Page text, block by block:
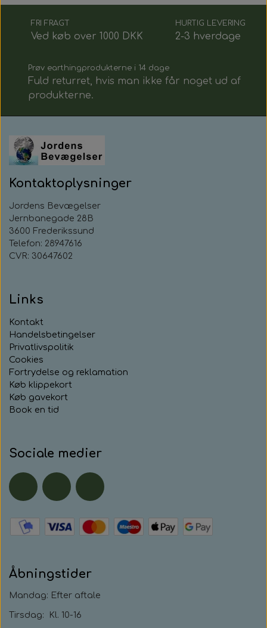
FRI FRAGT
Ved køb over 1000 DKK
HURTIG LEVERING
2-3 hverdage
Prøv earthingprodukterne i 14 dage
Fuld returret, hvis man ikke får noget ud af
produkterne.
Kontaktoplysninger
Jordens Bevægelser
Jernbanegade 28B
3600 Frederikssund
Telefon: 28947616
CVR: 30647602
Links
Kontakt
Handelsbetingelser
Privatlivspolitik
Cookies
Fortrydelse og reklamation
Køb klippekort
Køb gavekort
Book en tid
Sociale medier
Åbningstider
Mandag: Efter aftale
Tirsdag: Kl. 10-16